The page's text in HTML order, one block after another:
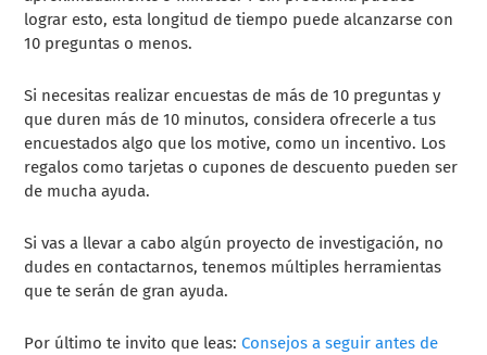
lograr esto, esta longitud de tiempo puede alcanzarse con
10 preguntas o menos.
Si necesitas realizar encuestas de más de 10 preguntas y
que duren más de 10 minutos, considera ofrecerle a tus
encuestados algo que los motive, como un incentivo. Los
regalos como tarjetas o cupones de descuento pueden ser
de mucha ayuda.
Si vas a llevar a cabo algún proyecto de investigación, no
dudes en contactarnos, tenemos múltiples herramientas
que te serán de gran ayuda.
Por último te invito que leas:Consejos a seguir antes de